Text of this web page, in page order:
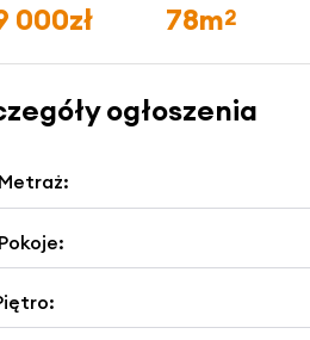
000zł 78m2
ogłoszenia
Metraż:
Pokoje: